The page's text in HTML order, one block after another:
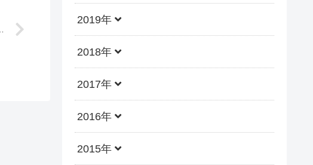
2019年
2018年
2017年
2016年
2015年